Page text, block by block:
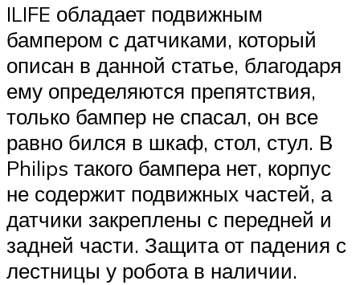
ILIFE обладает подвижным
бампером с датчиками, который
описан в данной статье, благодаря
ему определяются препятствия,
только бампер не спасал, он все
равно бился в шкаф, стол, стул. В
Philips такого бампера нет, корпус
не содержит подвижных частей, а
датчики закреплены с передней и
задней части. Защита от падения с
лестницы у робота в наличии.